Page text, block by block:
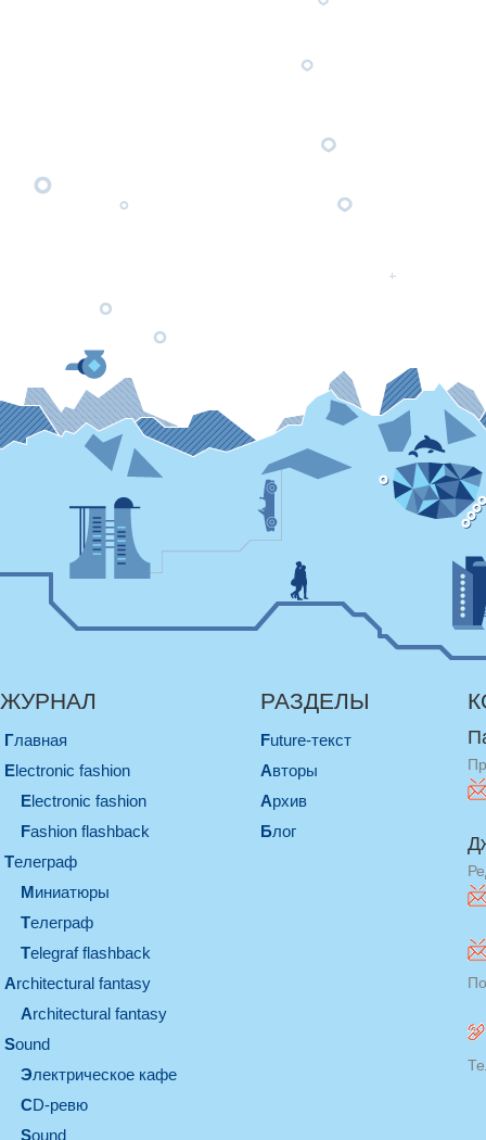
ЖУРНАЛ
Главная
electronic fashion
electronic fashion
Fashion flashback
телеграф
миниатюры
телеграф
Telegraf flashback
architectural fantasy
architectural fantasy
sound
электрическое кафе
CD-ревю
sound
РАЗДЕЛЫ
Future-текст
Авторы
Архив
Блог